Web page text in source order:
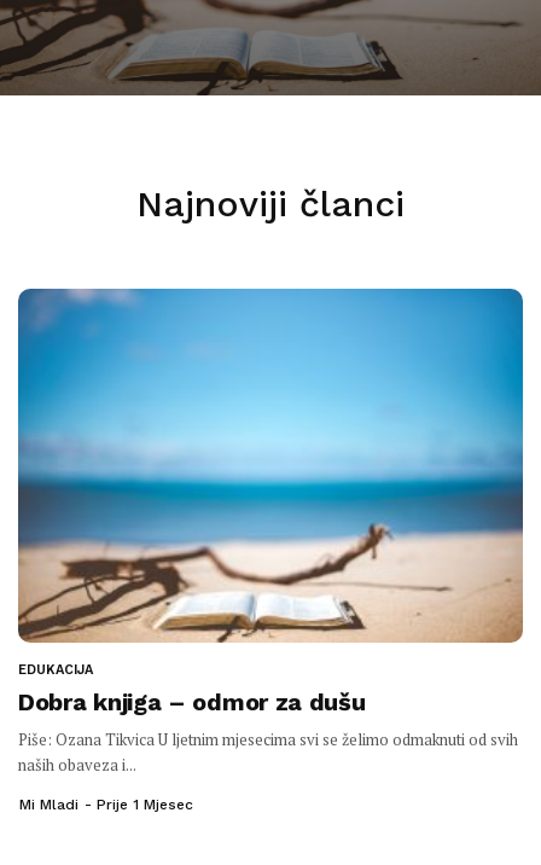
Najnoviji članci
EDUKACIJA
Dobra knjiga – odmor za dušu
Piše: Ozana Tikvica U ljetnim mjesecima svi se želimo odmaknuti od svih
naših obaveza i...
Mi Mladi Prije 1 Mjesec